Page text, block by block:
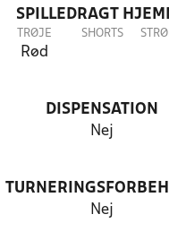
SPILLEDRAGT
TRØJE
Rød
SHORTS
DISPENSATION
Nej
Nej